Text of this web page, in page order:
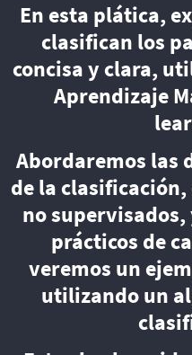
En esta plática,
clasifican los
concisa y clara,
Aprendizaje
Abordaremos las
de la
no
prácticos de
veremos un
utilizando un